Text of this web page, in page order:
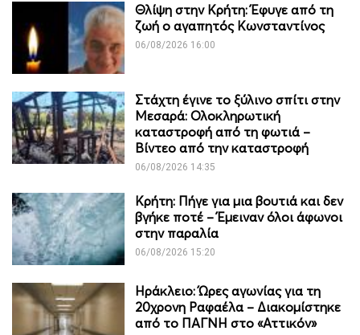
Θλίψη στην Κρήτη: Έφυγε από τη
ζωή ο αγαπητός Κωνσταντίνος
06/08/2026 16:00
Στάχτη έγινε το ξύλινο σπίτι στην
Μεσαρά: Ολοκληρωτική
καταστροφή από τη φωτιά –
Βίντεο από την καταστροφή
06/08/2026 14:35
Κρήτη: Πήγε για μια βουτιά και δεν
βγήκε ποτέ – Έμειναν όλοι άφωνοι
στην παραλία
06/08/2026 15:20
Ηράκλειο: Ώρες αγωνίας για τη
20χρονη Ραφαέλα – Διακομίστηκε
από το ΠΑΓΝΗ στο «Αττικόν»